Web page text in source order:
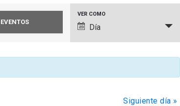
Navegación
de
vistas
de
VER COMO
Día
Siguiente día »